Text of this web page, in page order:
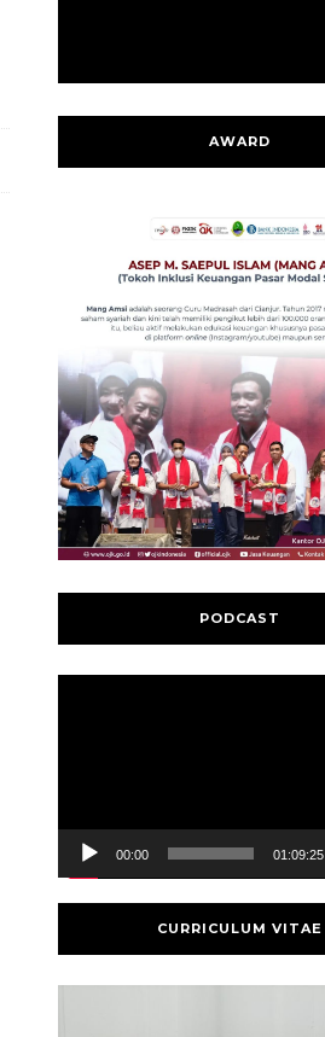
AWARD
PODCAST
00:00 01:09:25
CURRICULUM VITAE